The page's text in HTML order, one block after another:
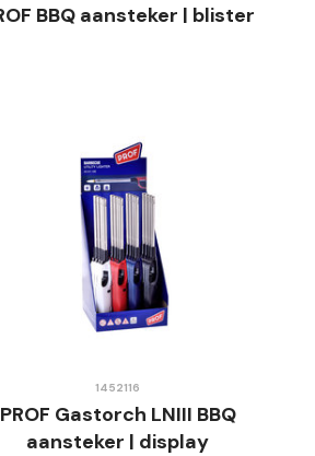
BBQ aansteker | blister
1452116
PROF Gastorch LNIII BBQ
aansteker | display